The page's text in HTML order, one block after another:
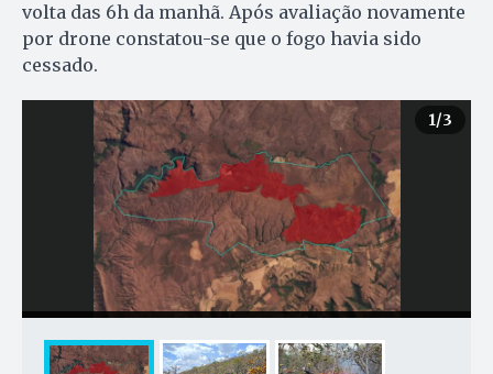
volta das 6h da manhã. Após avaliação novamente
por drone constatou-se que o fogo havia sido
cessado.
1/3